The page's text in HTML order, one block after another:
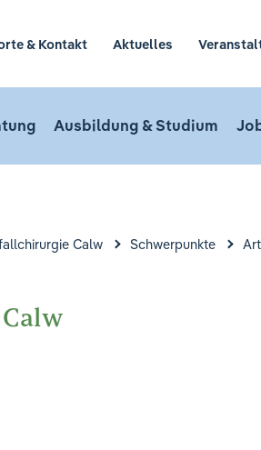
& Kontakt Aktuelles
Ausbildung & Studium
Calw Schwerpunkte